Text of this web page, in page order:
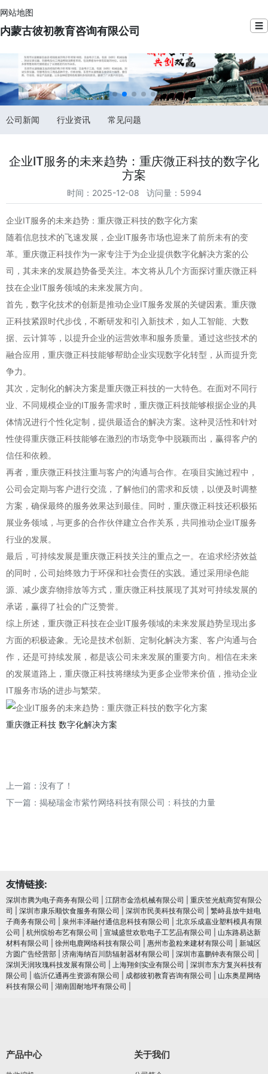
网站地图
内蒙古彼初教育咨询有限公司 ☰
公司新闻 行业资讯 常见问题
企业IT服务的未来趋势：重庆微正科技的数字化
方案
时间：2025-12-08 访问量：5994
企业IT服务的未来趋势：重庆微正科技的数字化方案
随着信息技术的飞速发展，企业IT服务市场也迎来了前所未有的变
革。重庆微正科技作为一家专注于为企业提供数字化解决方案的公
司，其未来的发展趋势备受关注。本文将从几个方面探讨重庆微正科
技在企业IT服务领域的未来发展方向。
首先，数字化技术的创新是推动企业IT服务发展的关键因素。重庆微
正科技紧跟时代步伐，不断研发和引入新技术，如人工智能、大数
据、云计算等，以提升企业的运营效率和服务质量。通过这些技术的
融合应用，重庆微正科技能够帮助企业实现数字化转型，从而提升竞
争力。
其次，定制化的解决方案是重庆微正科技的一大特色。在面对不同行
业、不同规模企业的IT服务需求时，重庆微正科技能够根据企业的具
体情况进行个性化定制，提供最适合的解决方案。这种灵活性和针对
性使得重庆微正科技能够在激烈的市场竞争中脱颖而出，赢得客户的
信任和依赖。
再者，重庆微正科技注重与客户的沟通与合作。在项目实施过程中，
公司会定期与客户进行交流，了解他们的需求和反馈，以便及时调整
方案，确保最终的服务效果达到最佳。同时，重庆微正科技还积极拓
展业务领域，与更多的合作伙伴建立合作关系，共同推动企业IT服务
行业的发展。
最后，可持续发展是重庆微正科技关注的重点之一。在追求经济效益
的同时，公司始终致力于环保和社会责任的实践。通过采用绿色能
源、减少废弃物排放等方式，重庆微正科技展现了其对可持续发展的
承诺，赢得了社会的广泛赞誉。
综上所述，重庆微正科技在企业IT服务领域的未来发展趋势呈现出多
方面的积极迹象。无论是技术创新、定制化解决方案、客户沟通与合
作，还是可持续发展，都是该公司未来发展的重要方向。相信在未来
的发展道路上，重庆微正科技将继续为更多企业带来价值，推动企业
IT服务市场的进步与繁荣。
重庆微正科技 数字化解决方案
上一篇：没有了！
下一篇： 揭秘瑞金市紫竹网络科技有限公司：科技的力量
友情链接:
深圳市腾为电子商务有限公司 江阴市金浩机械有限公司
重庆笠光航商贸有限公
司
深圳市康乐顺饮食服务有限公司 深圳市民美科技有限公司
繁峙县放牛娃电
子商务有限公司
泉州丰泽融付通信息科技有限公司
北京乐成嘉业塑料模具有限
公司
杭州缤纷布艺有限公司 宣城盛世欢歌电子工艺品有限公司
山东路易达新
材料有限公司
徐州电鹿网络科技有限公司 惠州市盈粒来建材有限公司
新城区
方圆广告经营部
济南海纳百川防辐射器材有限公司 深圳市嘉鹏钟表有限公司
深圳天润玫瑰科技发展有限公司
上海翔剑实业有限公司
深圳市东方复兴科技有
限公司
临沂亿通再生资源有限公司 成都彼初教育咨询有限公司
山东奥星网络
科技有限公司
湖南固耐地坪有限公司
产品中心 关于我们